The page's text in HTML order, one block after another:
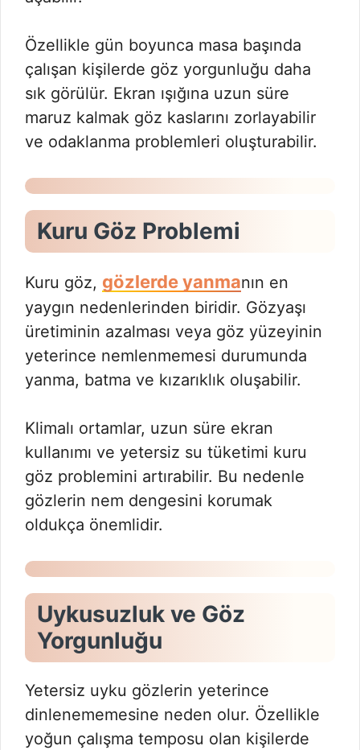
Özellikle gün boyunca masa başında
çalışan kişilerde göz yorgunluğu daha
sık görülür. Ekran ışığına uzun süre
maruz kalmak göz kaslarını zorlayabilir
ve odaklanma problemleri oluşturabilir.
Kuru Göz Problemi
Kuru göz, gözlerde yanmanın en
yaygın nedenlerinden biridir. Gözyaşı
üretiminin azalması veya göz yüzeyinin
yeterince nemlenmemesi durumunda
yanma, batma ve kızarıklık oluşabilir.
Klimalı ortamlar, uzun süre ekran
kullanımı ve yetersiz su tüketimi kuru
göz problemini artırabilir. Bu nedenle
gözlerin nem dengesini korumak
oldukça önemlidir.
Uykusuzluk ve Göz
Yorgunluğu
Yetersiz uyku gözlerin yeterince
dinlenememesine neden olur. Özellikle
yoğun çalışma temposu olan kişilerde